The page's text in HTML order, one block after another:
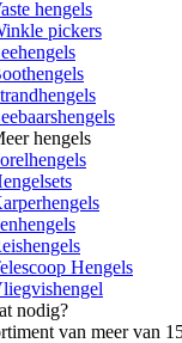
hengels
pickers
hengels
Hengels
nodig?
van meer van